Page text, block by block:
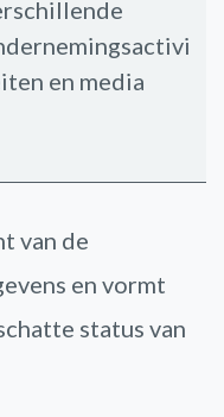
en media
van de
en vormt
status van